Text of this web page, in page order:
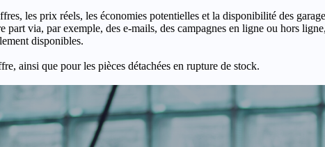
les prix réels, les économies potentielles et la disponibilité des
via, par exemple, des e-mails, des campagnes en ligne ou hors
disponibles.
ainsi que pour les pièces détachées en rupture de stock.